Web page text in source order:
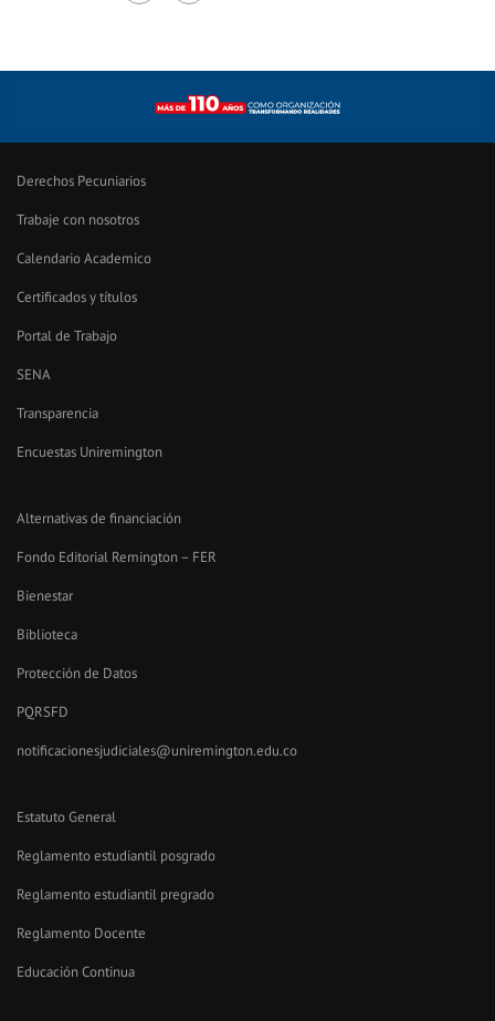
Derechos Pecuniarios
Trabaje con nosotros
Calendario Academico
Certificados y títulos
Portal de Trabajo
SENA
Transparencia
Encuestas Uniremington
Alternativas de financiación
Fondo Editorial Remington – FER
Bienestar
Biblioteca
Protección de Datos
PQRSFD
notificacionesjudiciales@uniremington.edu.co
Estatuto General
Reglamento estudiantil posgrado
Reglamento estudiantil pregrado
Reglamento Docente
Educación Continua